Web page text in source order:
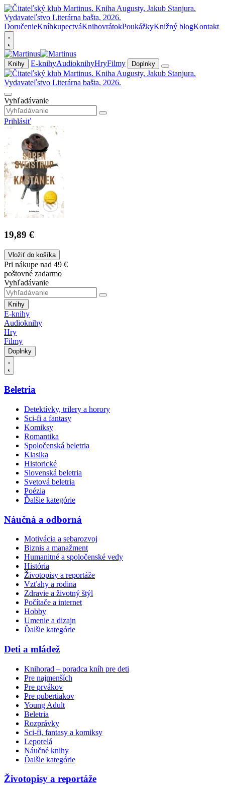
DoručenieKníhkupectváKnihovrátokPoukážkyKnižný blogKontakt
Knihy E-knihyAudioknihyHryFilmy Doplnky
Vyhľadávanie
Prihlásiť
19,89 €
Vložiť do košíka
Pri nákupe nad 49 €
poštovné zadarmo
Vyhľadávanie
Knihy
E-knihy
Audioknihy
Hry
Filmy
Doplnky
Beletria
Detektívky, trilery a horory
Sci-fi a fantasy
Komiksy
Romantika
Spoločenská beletria
Klasika
Historické
Slovenská beletria
Svetová beletria
Poézia
Ďalšie kategórie
Náučná a odborná
Motivácia a sebarozvoj
Biznis a manažment
Humanitné a spoločenské vedy
História
Životopisy a reportáže
Vzťahy a rodina
Zdravie a životný štýl
Počítače a internet
Hobby
Umenie a dizajn
Ďalšie kategórie
Deti a mládež
Knihorad – poradca kníh pre deti
Pre najmenších
Pre prvákov
Pre pubertiakov
Young Adult
Beletria
Rozprávky
Sci-fi, fantasy a komiksy
Leporelá
Náučné knihy
Ďalšie kategórie
Životopisy a reportáže